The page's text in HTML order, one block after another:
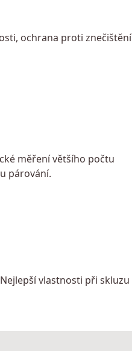
ochrana proti znečištění
měření většího počtu
párování.
vlastnosti při skluzu